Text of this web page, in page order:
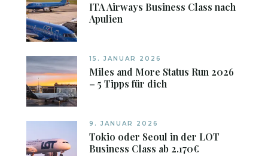
ITA Airways Business Class nach
Apulien
15. JANUAR 2026
Miles and More Status Run 2026
– 5 Tipps für dich
9. JANUAR 2026
Tokio oder Seoul in der LOT
Business Class ab 2.170€